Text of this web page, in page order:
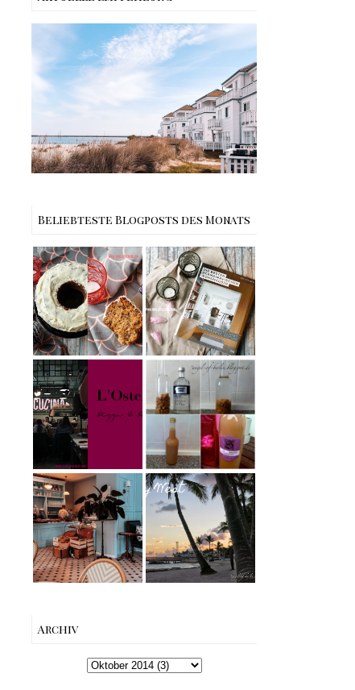
Reisen - Schleiregion
Beliebteste Blogposts des Monats
Rezept |
Weltbester
Carrot Cake
mit Cream
Cheese
Frosting nach
Cynthia
Barcomi –
einfach &
saftig
Buchtipps - Die
besten
Skandinavische
n Wohnhäuser |
The Nina
Edition
My Berlin -
L'Osteria | The
Nina Edition
Rezept |
Karamell-
Wodka selber
machen –
einfaches
Rezept &
Geschenkidee
Berlin | Café
L’Berg –
Französischer
Charme mitten
in Berlin-
Wilmersdorf
Reisen - Florida
Roadtrip Part II:
Miami South
Beach bis Key
West | The Nina
Edition
Archiv